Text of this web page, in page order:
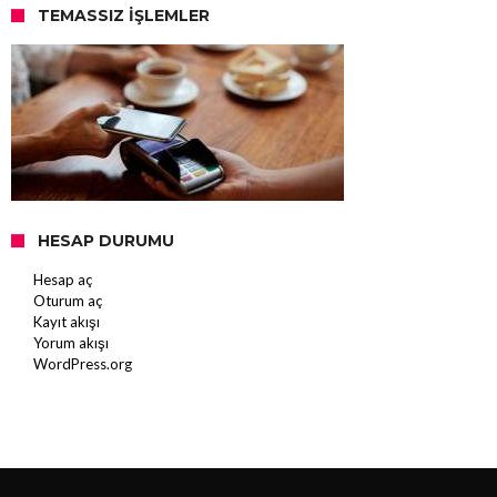
TEMASSIZ İŞLEMLER
HESAP DURUMU
Hesap aç
Oturum aç
Kayıt akışı
Yorum akışı
WordPress.org